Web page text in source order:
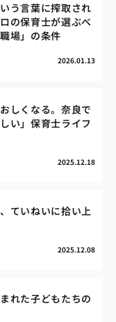
う言葉に搾取され
の保育士が選ぶべ
場」の条件
2026.01.13
しくなる。奈良で
い」保育士ライフ
2025.12.18
ていねいに拾い上
2025.12.08
れた子どもたちの